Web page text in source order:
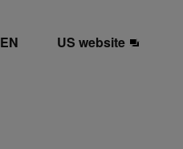
EN US website